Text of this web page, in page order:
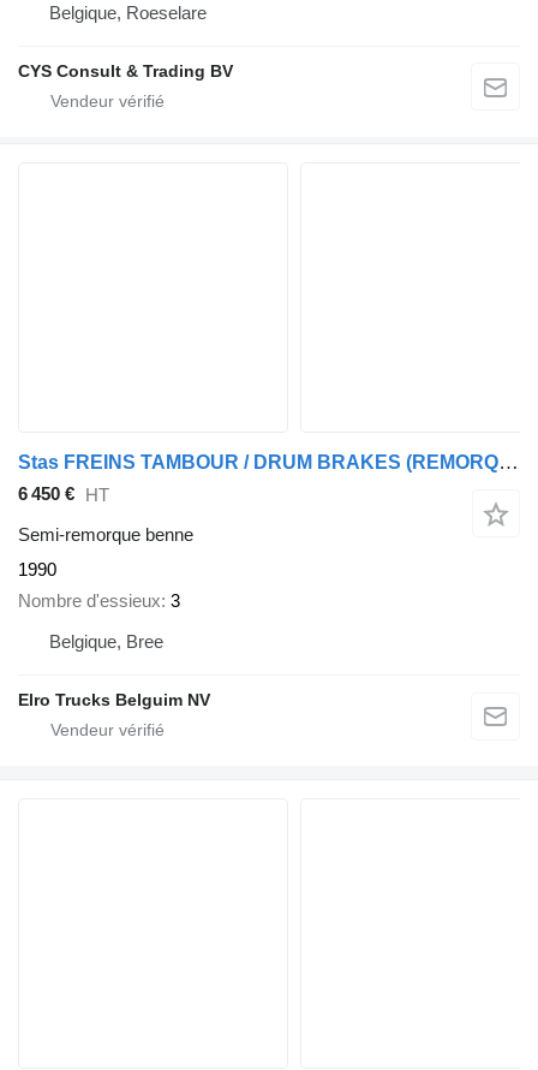
Belgique, Roeselare
CYS Consult & Trading BV
Stas FREINS TAMBOUR / DRUM BRAKES (REMORQUE FRANCAIS / FREINS TAMBOUR
6 450 € HT
Semi-remorque benne
1990
Nombre d'essieux 3
Belgique, Bree
Elro Trucks Belguim NV